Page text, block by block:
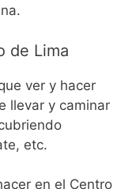
de Lima
ver y hacer
llevar y caminar
etc.